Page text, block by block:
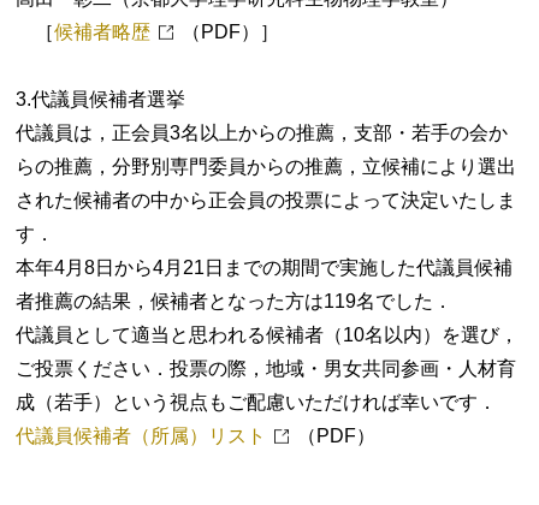
［候補者略歴 （PDF）］
3.代議員候補者選挙
代議員は，正会員3名以上からの推薦，支部・若手の会か
らの推薦，分野別専門委員からの推薦，立候補により選出
された候補者の中から正会員の投票によって決定いたしま
す．
本年4月8日から4月21日までの期間で実施した代議員候補
者推薦の結果，候補者となった方は119名でした．
代議員として適当と思われる候補者（10名以内）を選び，
ご投票ください．投票の際，地域・男女共同参画・人材育
成（若手）という視点もご配慮いただければ幸いです．
代議員候補者（所属）リスト
（PDF）